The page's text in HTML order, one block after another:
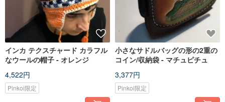
インカ テクスチャード カラフル
なウールの帽子 - オレンジ
4,522円
Pinkoi限定
小さなサドルバッグの形の2重の
コイン/収納袋 - マチュピチュ
3,377円
Pinkoi限定